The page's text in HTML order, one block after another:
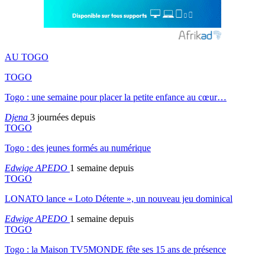
AU TOGO
TOGO
Togo : une semaine pour placer la petite enfance au cœur…
Djena 3 journées depuis
TOGO
Togo : des jeunes formés au numérique
Edwige APEDO 1 semaine depuis
TOGO
LONATO lance « Loto Détente », un nouveau jeu dominical
Edwige APEDO 1 semaine depuis
TOGO
Togo : la Maison TV5MONDE fête ses 15 ans de présence